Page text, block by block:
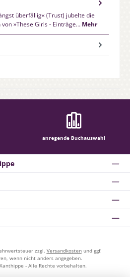
überfällig« (Trust) jubelte die
»These Girls - Einträge… Mehr
anregende Buchauswahl
zzgl. Versandkostenund ggf.
wenn nicht anders angegeben.
- Alle Rechte vorbehalten.